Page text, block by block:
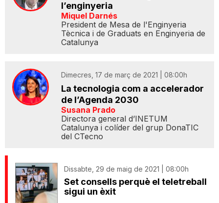
l’enginyeria
Miquel Darnés
President de Mesa de l'Enginyeria
Tècnica i de Graduats en Enginyeria de
Catalunya
Dimecres, 17 de març de 2021 | 08:00h
La tecnologia com a accelerador
de l’Agenda 2030
Susana Prado
Directora general d’INETUM
Catalunya i colíder del grup DonaTIC
del CTecno
Dissabte, 29 de maig de 2021 | 08:00h
Set consells perquè el teletreball
sigui un èxit